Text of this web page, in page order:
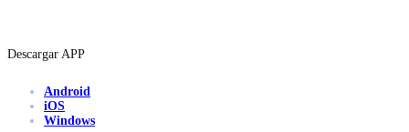
Descargar APP
Android
iOS
Windows